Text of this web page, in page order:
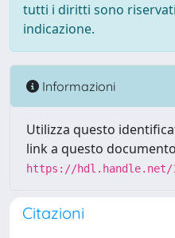
tutti i diritti sono
indicazione.
Informazioni
Utilizza questo
link a questo
https://hdl.handle.net/
Citazioni